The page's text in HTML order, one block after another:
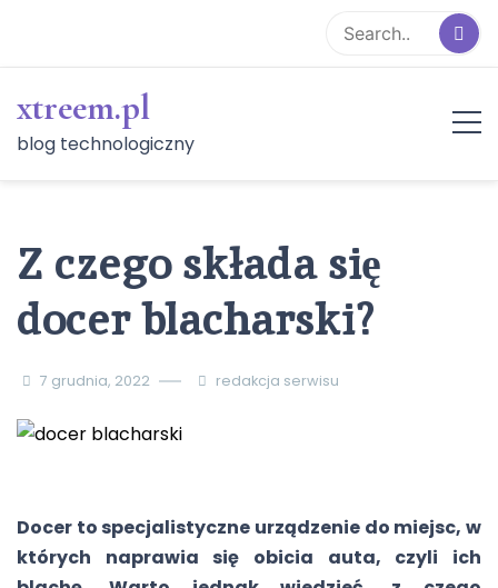
content
xtreem.pl
blog technologiczny
Z czego składa się
docer blacharski?
7 grudnia, 2022 redakcja serwisu
Docer to specjalistyczne urządzenie do miejsc, w
których naprawia się obicia auta, czyli ich